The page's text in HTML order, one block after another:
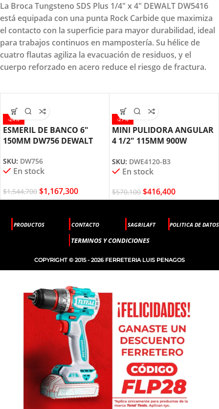
La Broca Tungsteno SDS Plus 1/4" x 4" DEWALT DW5416
está equipada con una punta Rock Carbide que maximiza
el contacto con la superficie para mayor durabilidad, ideal
para trabajos continuos en mampostería. Su hélice de
cuatro flautas agiliza la evacuación de residuos, y el
cuerpo reforzado en acero reduce el riesgo de fractura.
-24%
ESMERIL DE BANCO 6″
150MM DW756 DEWALT
SKU: DW756
En stock
$1,544,700 $1,167,300
-27%
MINI PULIDORA ANGULAR
4 1/2″ 115MM 900W
SKU: DWE4120-B3
En stock
$570,100 $416,400
PRODUCTOS CONTACTO SAGRILAFT POLITICA DE DATOS
TERMINOS Y CONDICIONES
COPYRIGHT © 2015 - 2026 FERRETERIA LUIS PENAGOS